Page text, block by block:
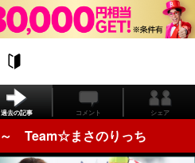
過去の記事 コメント シェア
Team☆まさのりっち